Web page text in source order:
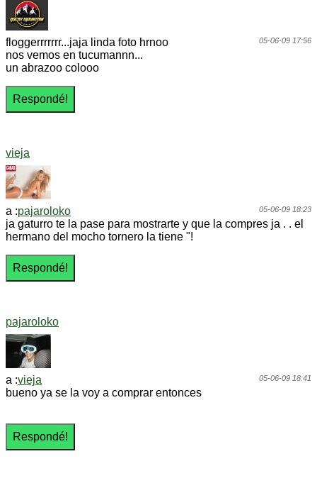
05-06-09 17:56
floggerrrrrrr...jaja linda foto hrnoo
nos vemos en tucumannn...
un abrazoo colooo
vieja
05-06-09 18:23
a :pajaroloko
ja gaturro te la pase para mostrarte y que la compres ja . . el
hermano del mocho tornero la tiene "!
pajaroloko
05-06-09 18:41
a :vieja
bueno ya se la voy a comprar entonces